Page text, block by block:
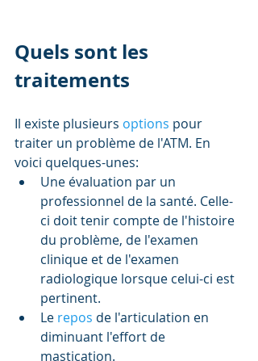
Quels sont les
traitements
Il existe plusieurs options pour
traiter un problème de l'ATM. En
voici quelques-unes:
Une évaluation par un
professionnel de la santé. Celle-
ci doit tenir compte de l'histoire
du problème, de l'examen
clinique et de l'examen
radiologique lorsque celui-ci est
pertinent.
Le repos de l'articulation en
diminuant l'effort de
mastication.